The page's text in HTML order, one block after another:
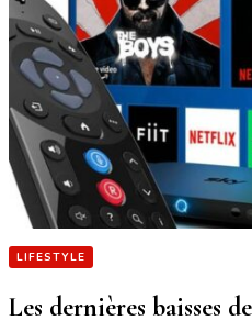
LIFESTYLE
Les dernières baisses